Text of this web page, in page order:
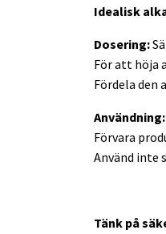
Idealisk
Dosering:
För att höja
Fördela den
Användning:
Förvara
Använd inte
Tänk på